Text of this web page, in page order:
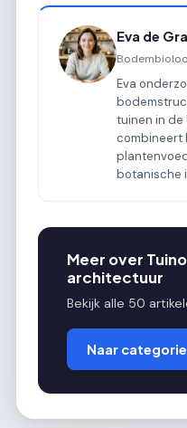
Eva de
Eva
tuinen in de
combineert
botanische
Meer over
architectuur
Bekijk alle 50
Naar